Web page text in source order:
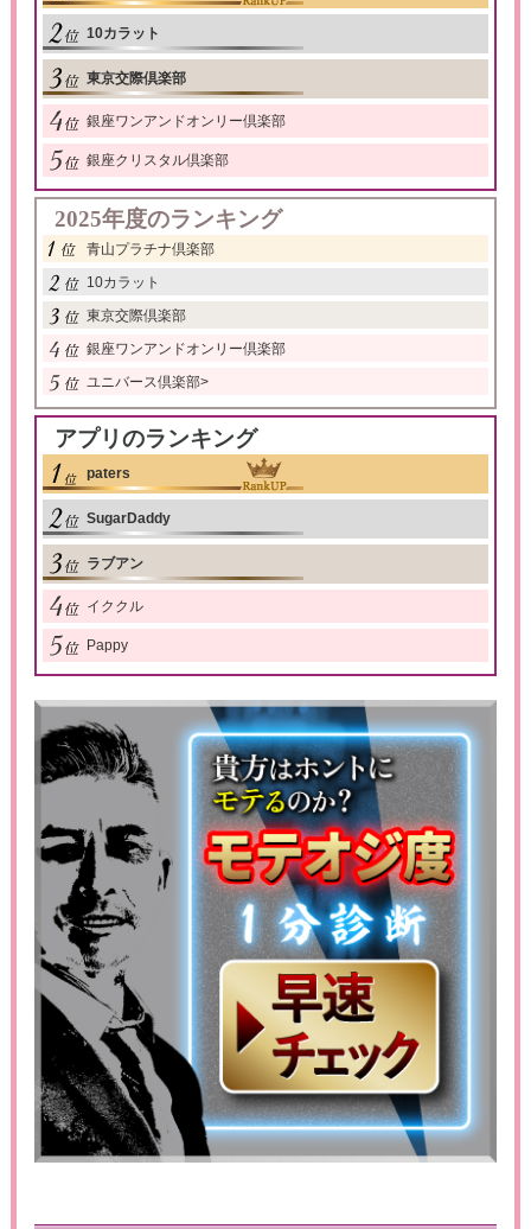
10カラット
東京交際倶楽部
銀座ワンアンドオンリー倶楽部
銀座クリスタル倶楽部
2025年度のランキング
青山プラチナ倶楽部
10カラット
東京交際倶楽部
銀座ワンアンドオンリー倶楽部
ユニバース倶楽部>
アプリのランキング
paters
SugarDaddy
ラブアン
イククル
Pappy